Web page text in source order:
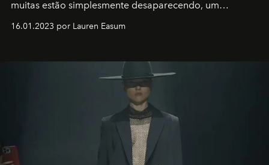
muitas estão simplesmente desaparecendo, um
transportador AMTD abrindo caminho para muitos
por propósitos, com um claro senso de missão na vida e
16.01.2023 por Lauren Easum